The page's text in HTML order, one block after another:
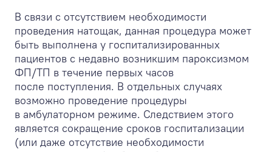
В связи с отсутствием необходимости
проведения натощак, данная процедура может
быть выполнена у госпитализированных
пациентов с недавно возникшим пароксизмом
ФП/ТП в течение первых часов
после поступления. В отдельных случаях
возможно проведение процедуры
в амбулаторном режиме. Следствием этого
является сокращение сроков госпитализации
(или даже отсутствие необходимости